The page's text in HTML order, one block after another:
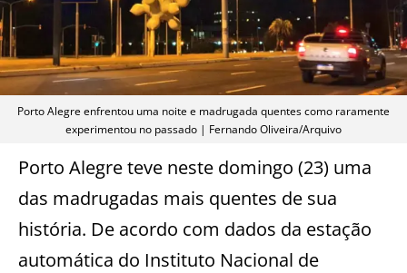
Porto Alegre enfrentou uma noite e madrugada quentes como raramente
experimentou no passado | Fernando Oliveira/Arquivo
Porto Alegre teve neste domingo (23) uma
das madrugadas mais quentes de sua
história. De acordo com dados da estação
automática do Instituto Nacional de